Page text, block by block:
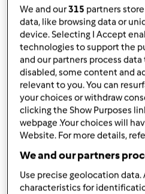
30grammi di olio oliva
10grammidi maizena o
Aggiungi alla
Accessori che ti
Varoma
acquista
Spatola
acquista
We and our315 partners
data, like browsing data or
device. Selecting I Accept
technologies to support the
and our partners process
disabled, some content and
relevant to you. You can
your choices or withdraw
clicking the Show Purposes
webpage .Your choices will
Website. For more details,
We and our partners
Use precise geolocation
characteristics for